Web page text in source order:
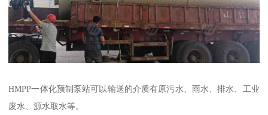
HMPP一体化预制泵站可以输送的介质有原污水、雨水、排水、工业
废水、源水取水等。